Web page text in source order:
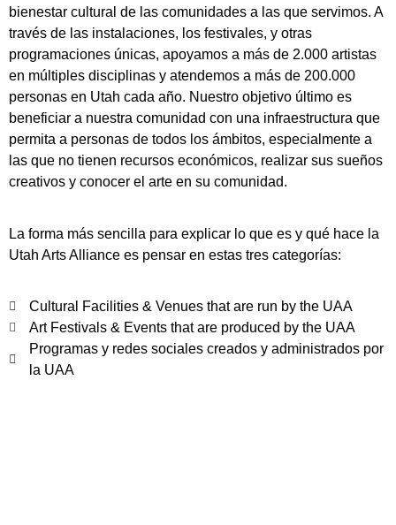
bienestar cultural de las comunidades a las que servimos. A
través de las instalaciones, los festivales, y otras
programaciones únicas, apoyamos a más de 2.000 artistas
en múltiples disciplinas y atendemos a más de 200.000
personas en Utah cada año. Nuestro objetivo último es
beneficiar a nuestra comunidad con una infraestructura que
permita a personas de todos los ámbitos, especialmente a
las que no tienen recursos económicos, realizar sus sueños
creativos y conocer el arte en su comunidad.
La forma más sencilla para explicar lo que es y qué hace la
Utah Arts Alliance es pensar en estas tres categorías:
Cultural Facilities & Venues that are run by the UAA
Art Festivals & Events that are produced by the UAA
Programas y redes sociales creados y administrados por
la UAA